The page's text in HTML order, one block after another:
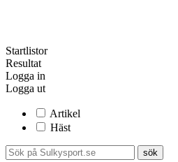
Startlistor
Resultat
Logga in
Logga ut
Artikel
Häst